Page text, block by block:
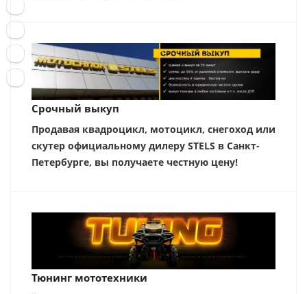
Срочный выкуп
Продавая квадроцикл, мотоцикл, снегоход или
скутер официальному дилеру STELS в Санкт-
Петербурге, вы получаете честную цену!
Тюнинг мототехники